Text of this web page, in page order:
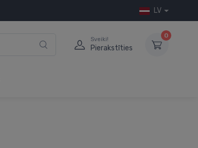
LV
Sveiki!
Pierakstīties
0